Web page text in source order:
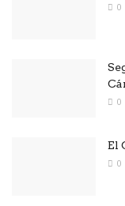
0
0
El
0